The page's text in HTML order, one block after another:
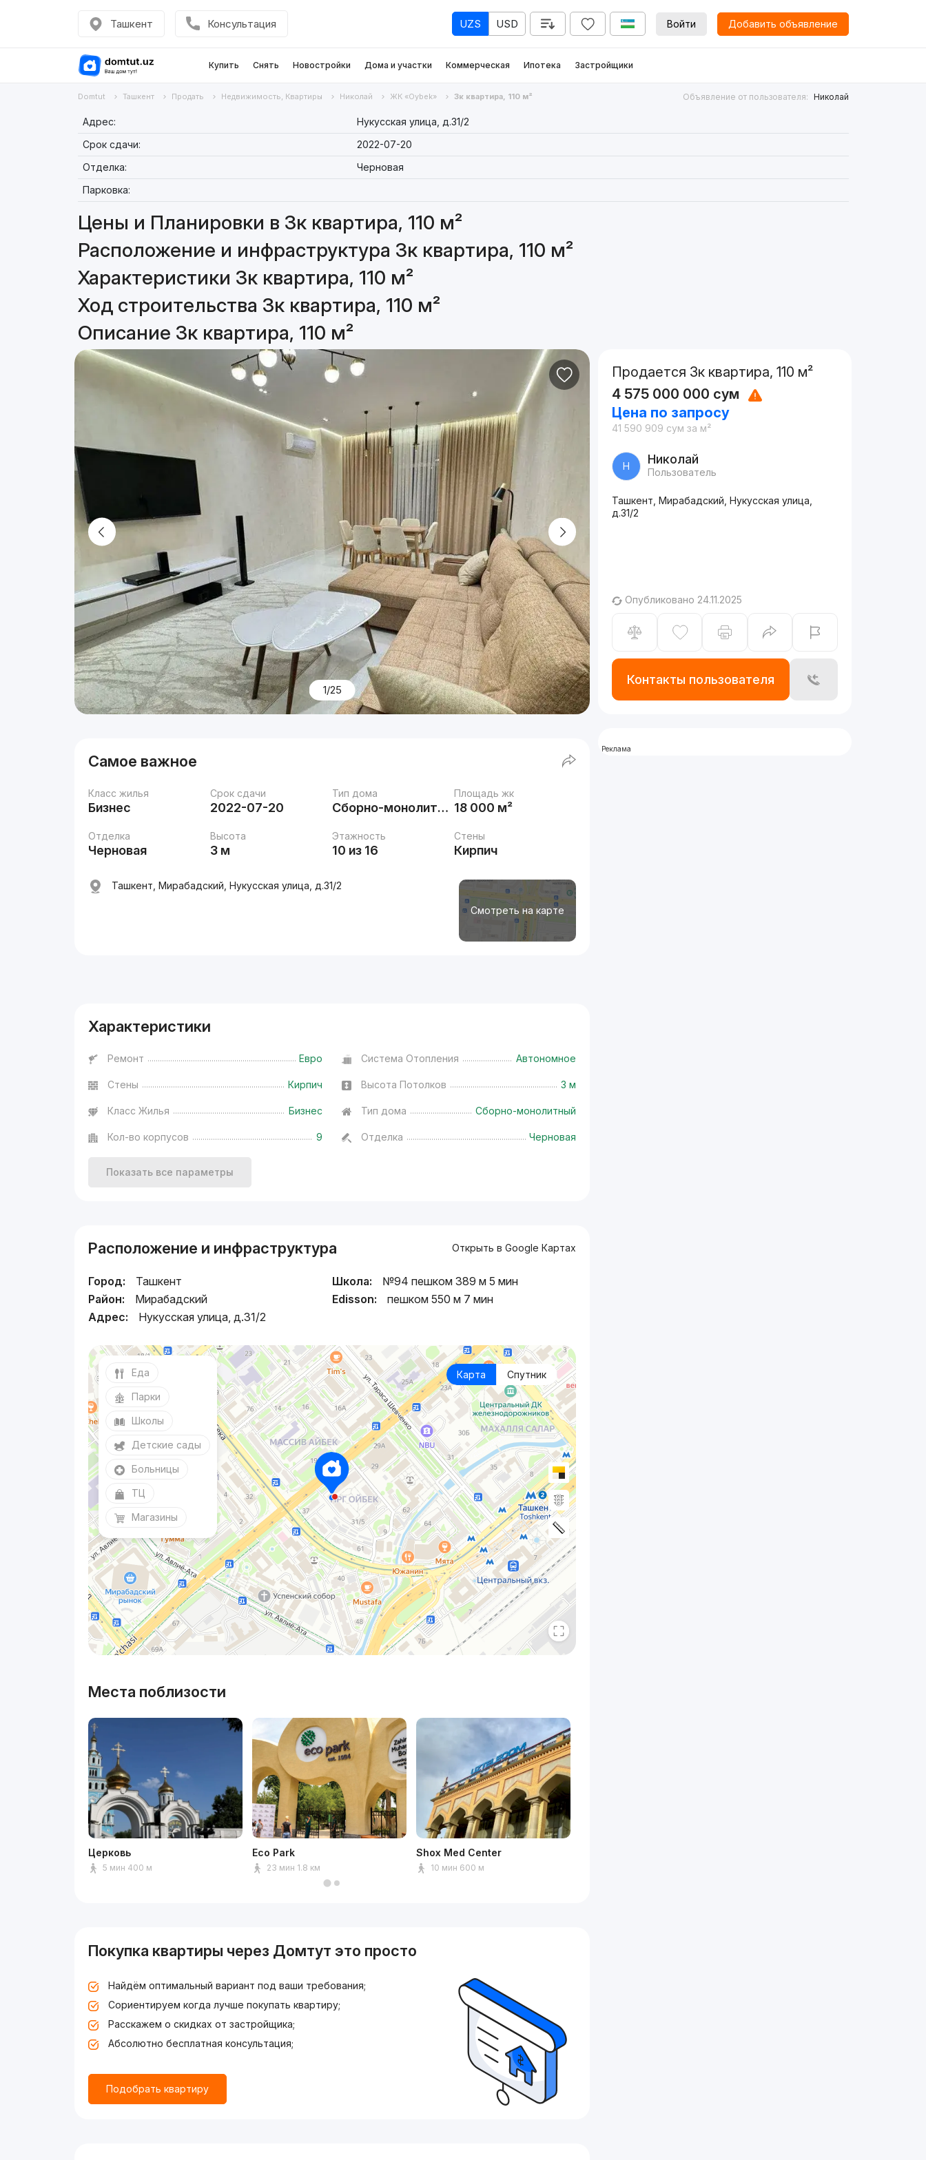
Ташкент Консультация UZS USD Войти Добавить объявление
Купить Снять Новостройки Дома и участки Коммерческая Ипотека Застройщики
Domtut Ташкент Продать Недвижимость, Квартиры Николай ЖК «Oybek» 3к квартира, 110 м² Объявление от пользователя: Николай
Адрес:
Нукусская улица, д.31/2
Срок сдачи:
2022-07-20
Отделка:
Черновая
Парковка:
Цены и Планировки в 3к квартира, 110 м²
Расположение и инфраструктура 3к квартира, 110 м²
Характеристики 3к квартира, 110 м²
Ход строительства 3к квартира, 110 м²
Описание 3к квартира, 110 м²
1/25
Самое важное
Класс жилья
Бизнес
Срок сдачи
2022-07-20
Тип дома
Сборно-монолитный
Площадь жк
18 000 м²
Отделка
Черновая
Высота
3 м
Этажность
10 из 16
Стены
Кирпич
Смотреть на карте
Ташкент, Мирабадский, Нукусская улица, д.31/2
Характеристики
Ремонт Евро Система Отопления Автономное
Стены Кирпич Высота Потолков 3 м
Класс Жилья Бизнес Тип дома Сборно-монолитный
Кол-во корпусов 9 Отделка Черновая
Показать все параметры
Расположение и инфраструктура Открыть в Google Картах
Город:
Ташкент
Район:
Мирабадский
Адрес:
Нукусская улица, д.31/2
Школа:
№94 пешком 389 м 5 мин
Edisson:
пешком 550 м 7 мин
Карта Спутник
Еда
Парки
Школы
Детские сады
Больницы
ТЦ
Магазины
Места поблизости
Церковь
5 мин 400 м
Eco Park
23 мин 1.8 км
Shox Med Center
10 мин 600 м
Покупка квартиры через Домтут это просто
Найдём оптимальный вариант под ваши требования;
Сориентируем когда лучше покупать квартиру;
Расскажем о скидках от застройщика;
Абсолютно бесплатная консультация;
Подобрать квартиру
Продается 3к квартира, 110 м²
4 575 000 000 сум
Цена по запросу
41 590 909 сум за м²
Н Николай
Пользователь
Ташкент, Мирабадский, Нукусская улица,
д.31/2
Опубликовано 24.11.2025
Контакты пользователя
Реклама